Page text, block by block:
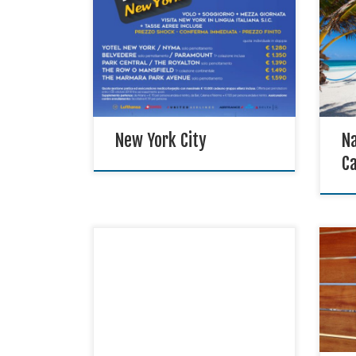
New York City
e
un